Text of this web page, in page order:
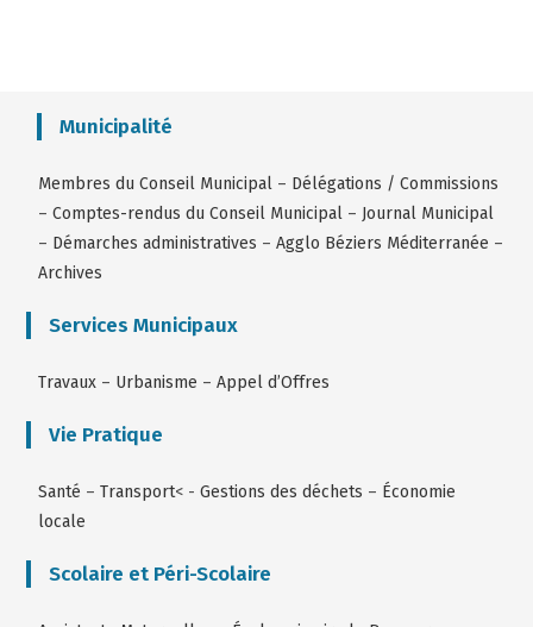
Municipalité
Membres du Conseil Municipal – Délégations / Commissions
–Comptes-rendus du Conseil Municipal – Journal Municipal
– Démarches administratives –Agglo Béziers Méditerranée –
Archives
Services Municipaux
Travaux – Urbanisme –Appel d’Offres
Vie Pratique
Santé –Transport< -Gestions des déchets – Économie
locale
Scolaire et Péri-Scolaire